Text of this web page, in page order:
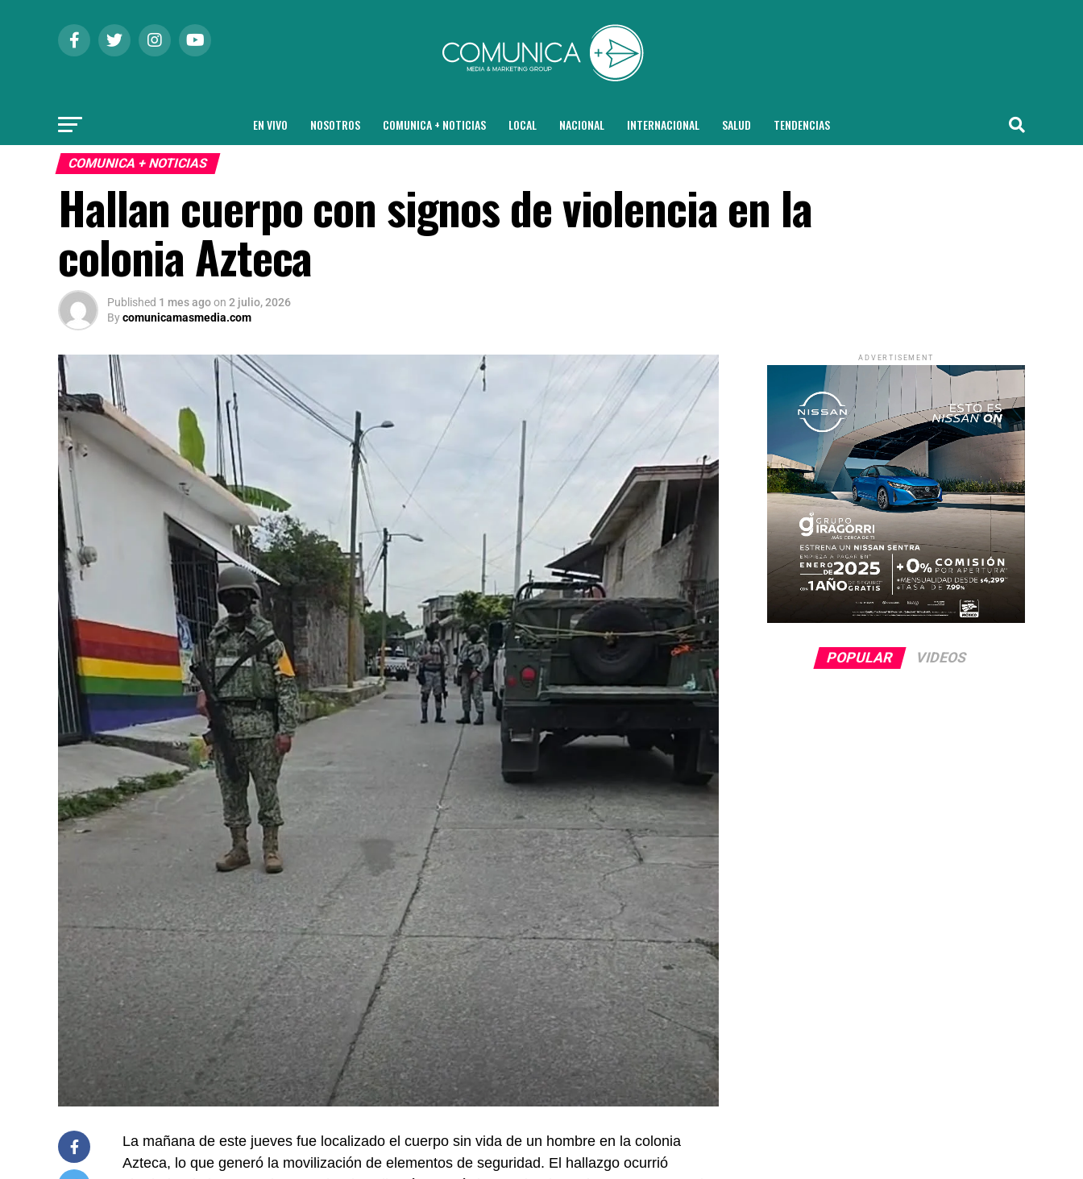
EN VIVO NOSOTROS COMUNICA + NOTICIAS LOCAL NACIONAL INTERNACIONAL SALUD TENDENCIAS
COMUNICA + NOTICIAS
Hallan cuerpo con signos de violencia en la
colonia Azteca
Published 1 mes agoon 2 julio, 2026
Bycomunicamasmedia.com
La mañana de este jueves fue localizado el cuerpo sin vida de un hombre en la colonia
Azteca, lo que generó la movilización de elementos de seguridad. El hallazgo ocurrió
ADVERTISEMENT
POPULAR VIDEOS